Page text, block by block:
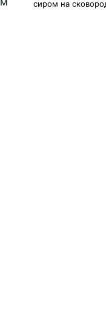
сиром на